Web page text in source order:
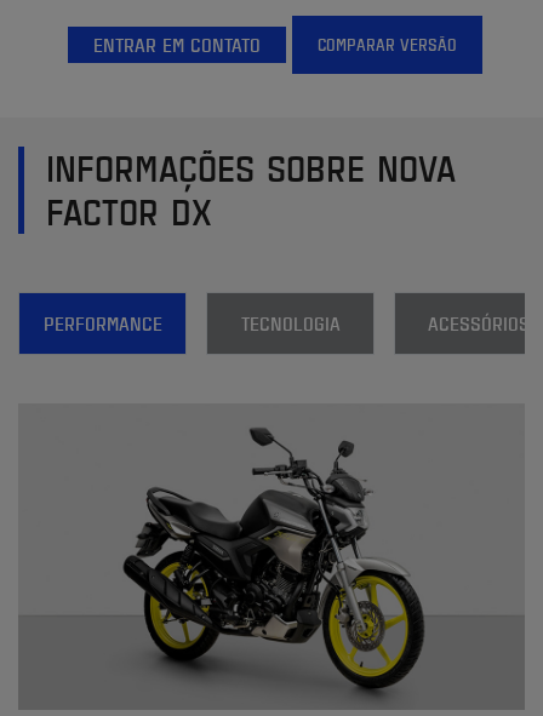
ENTRAR EM CONTATO COMPARAR VERSÃO
INFORMAÇÕES SOBRE NOVA
FACTOR DX
PERFORMANCE TECNOLOGIA ACESSÓRIOS